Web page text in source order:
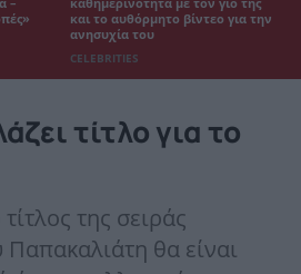
–
καθημερινότητα με τον γιο της
και το αυθόρμητο βίντεο για την
ανησυχία του
CELEBRITIES
τίτλο για το
της σειράς
θα είναι